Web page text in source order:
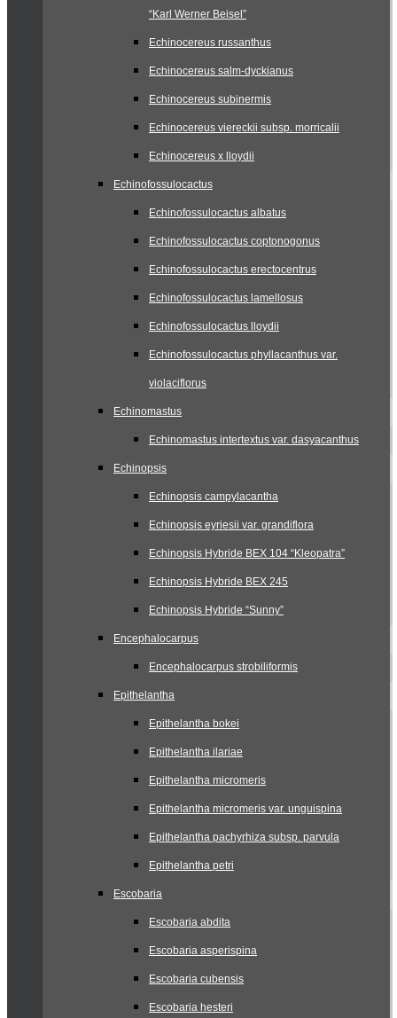
“Karl Werner Beisel”
Echinocereus russanthus
Echinocereus salm-dyckianus
Echinocereus subinermis
Echinocereus viereckii subsp. morricalii
Echinocereus x lloydii
Echinofossulocactus
Echinofossulocactus albatus
Echinofossulocactus coptonogonus
Echinofossulocactus erectocentrus
Echinofossulocactus lamellosus
Echinofossulocactus lloydii
Echinofossulocactus phyllacanthus var.
violaciflorus
Echinomastus
Echinomastus intertextus var. dasyacanthus
Echinopsis
Echinopsis campylacantha
Echinopsis eyriesii var. grandiflora
Echinopsis Hybride BEX 104 “Kleopatra”
Echinopsis Hybride BEX 245
Echinopsis Hybride “Sunny”
Encephalocarpus
Encephalocarpus strobiliformis
Epithelantha
Epithelantha bokei
Epithelantha ilariae
Epithelantha micromeris
Epithelantha micromeris var. unguispina
Epithelantha pachyrhiza subsp. parvula
Epithelantha petri
Escobaria
Escobaria abdita
Escobaria asperispina
Escobaria cubensis
Escobaria hesteri